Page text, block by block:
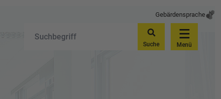
Gebärdensprache
Suche Menü